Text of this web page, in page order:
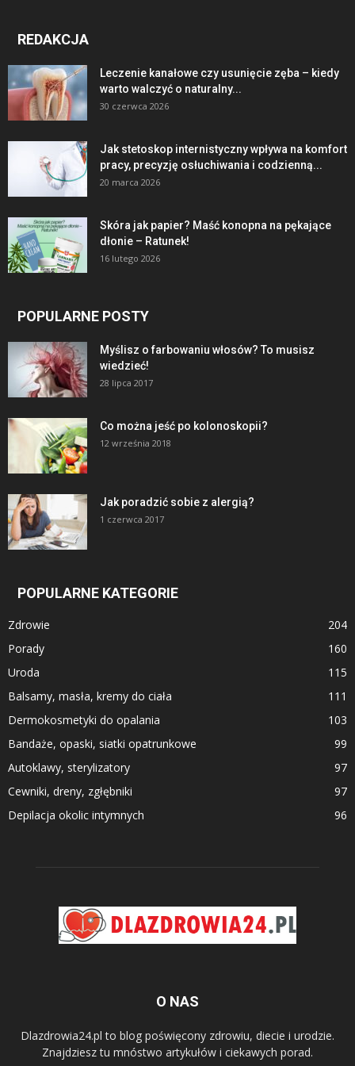
REDAKCJA
Leczenie kanałowe czy usunięcie zęba – kiedy
warto walczyć o naturalny...
30 czerwca 2026
Jak stetoskop internistyczny wpływa na komfort
pracy, precyzję osłuchiwania i codzienną...
20 marca 2026
Skóra jak papier? Maść konopna na pękające
dłonie – Ratunek!
16 lutego 2026
POPULARNE POSTY
Myślisz o farbowaniu włosów? To musisz
wiedzieć!
28 lipca 2017
Co można jeść po kolonoskopii?
12 września 2018
Jak poradzić sobie z alergią?
1 czerwca 2017
POPULARNE KATEGORIE
Zdrowie
204
Porady
160
Uroda
115
Balsamy, masła, kremy do ciała
111
Dermokosmetyki do opalania
103
Bandaże, opaski, siatki opatrunkowe
99
Autoklawy, sterylizatory
97
Cewniki, dreny, zgłębniki
97
Depilacja okolic intymnych
96
O NAS
Dlazdrowia24.pl to blog poświęcony zdrowiu, diecie i urodzie.
Znajdziesz tu mnóstwo artykułów i ciekawych porad.